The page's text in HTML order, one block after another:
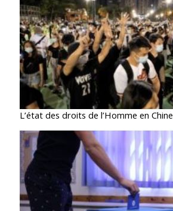
L’état des droits de l’Homme en Chine